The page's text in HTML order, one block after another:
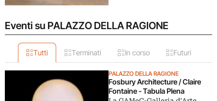
Eventi su PALAZZO DELLA RAGIONE
Tutti Terminati In corso Futuri
PALAZZO DELLA RAGIONE
Fosbury Architecture / Claire
Fontaine - Tabula Plena